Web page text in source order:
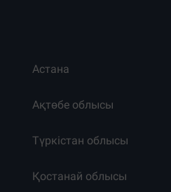
Астана
Ақтөбе облысы
Түркістан облысы
Қостанай облысы